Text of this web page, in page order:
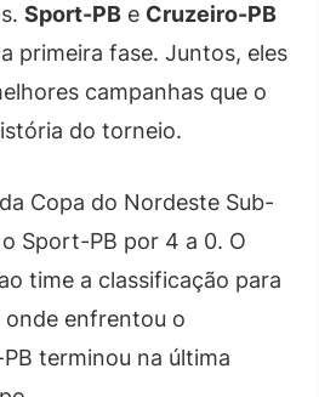
Sport-PB e Cruzeiro-PB
primeira fase. Juntos, eles
campanhas que o
do torneio.
Copa do Nordeste Sub-
Sport-PB por 4 a 0. O
time a classificação para
onde enfrentou o
terminou na última